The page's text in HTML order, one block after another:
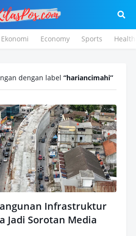
Ekonomi Economy Sports Health
dengan label hariancimahi
Infrastruktur
Jadi Sorotan Media